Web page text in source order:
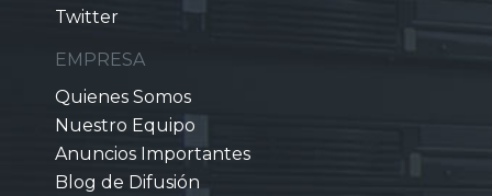
Twitter
EMPRESA
Quienes Somos
Nuestro Equipo
Anuncios Importantes
Blog de Difusión